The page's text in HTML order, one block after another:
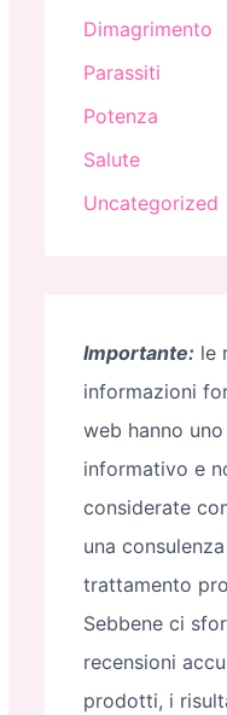
Dimagrimento
Parassiti
Potenza
Salute
Uncategorized
Importante: le
informazioni
web hanno
informativo e
considerate
una
trattamento
Sebbene ci
recensioni
prodotti, i